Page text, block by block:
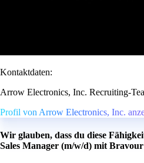
Kontaktdaten:
Arrow Electronics, Inc. Recruiting-
Profil von Arrow Electronics, Inc.
Wir glauben, dass du diese
Sales Manager (m/w/d) mit Bravour